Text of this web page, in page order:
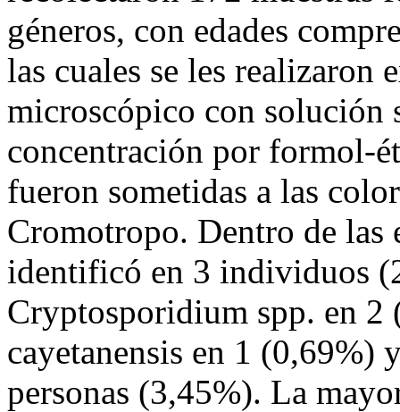
géneros, con edades
las cuales se les realizaron
microscópico con
concentración por formol-
fueron sometidas a las
Cromotropo. Dentro de las
identificó en 3 individuos
Cryptosporidium spp. en 2
cayetanensis en 1 (0,69%)
personas (3,45%). La